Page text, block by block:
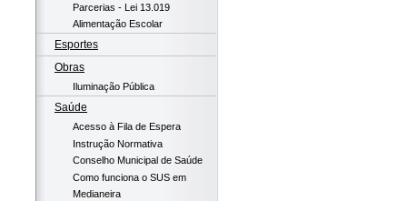
Parcerias - Lei 13.019
Alimentação Escolar
Esportes
Obras
Iluminação Pública
Saúde
Acesso à Fila de Espera
Instrução Normativa
Conselho Municipal de Saúde
Como funciona o SUS em
Medianeira